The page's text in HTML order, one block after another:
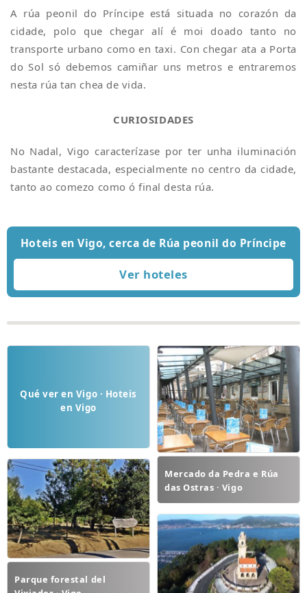
A rúa peonil do Príncipe está situada no corazón da
cidade, polo que chegar alí é moi doado tanto no
transporte urbano como en taxi. Con chegar ata a Porta
do Sol só debemos camiñar uns metros e entraremos
nesta rúa tan chea de vida.
CURIOSIDADES
No Nadal, Vigo caracterízase por ter unha iluminación
bastante destacada, especialmente no centro da cidade,
tanto ao comezo como ó final desta rúa.
Hoteis en Vigo, cerca de Rúa peonil do Príncipe
Qué ver en Vigo · Hoteis
en Vigo
Mercado da Pedra e Rúa
das Ostras · Vigo
Parque forestal del